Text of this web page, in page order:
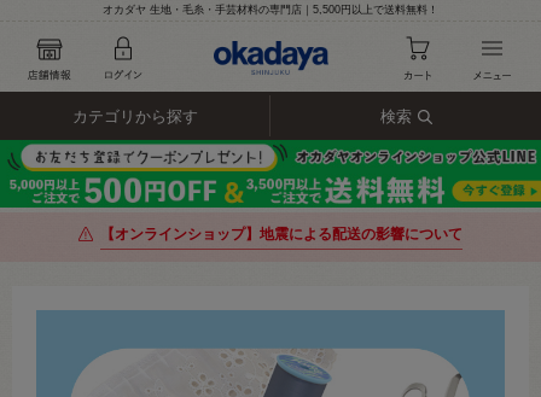
オカダヤ 生地・毛糸・手芸材料の専門店｜5,500円以上で送料無料！
カテゴリから探す 検索
【オンラインショップ】地震による配送の影響について